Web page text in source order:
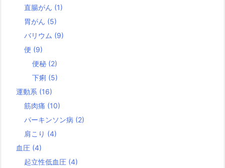
直腸がん (1)
胃がん (5)
バリウム (9)
便 (9)
便秘 (2)
下痢 (5)
運動系 (16)
筋肉痛 (10)
パーキンソン病 (2)
肩こり (4)
血圧 (4)
起立性低血圧 (4)